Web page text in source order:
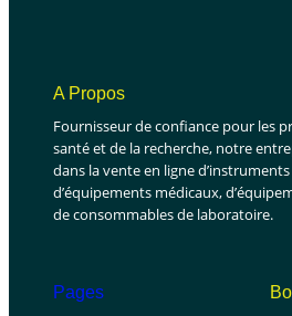
A Propos
Fournisseur de confiance pour les
santé et de la recherche, notre
dans la vente en ligne
d’équipements médicaux,
de consommables de laboratoire.
Pages